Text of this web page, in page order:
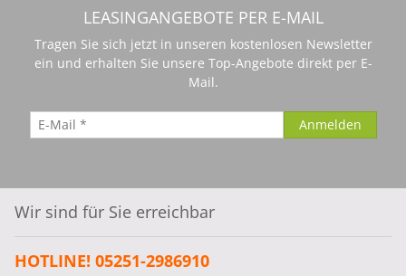
LEASINGANGEBOTE PER E-MAIL
Tragen Sie sich jetzt in unseren kostenlosen Newsletter
ein und erhalten Sie unsere Top-Angebote direkt per E-
Mail.
Wir sind für Sie erreichbar
HOTLINE! 05251-2986910